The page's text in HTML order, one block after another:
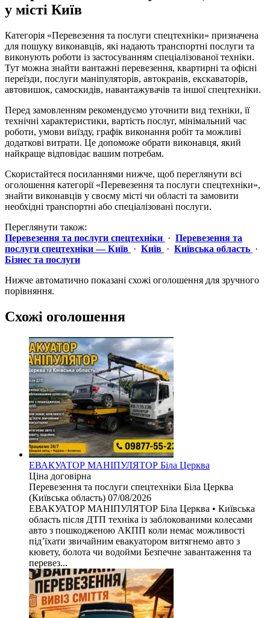
у місті Київ
Категорія «Перевезення та послуги спецтехніки» призначена
для пошуку виконавців, які надають транспортні послуги та
виконують роботи із застосуванням спеціалізованої техніки.
Тут можна знайти вантажні перевезення, квартирні та офісні
переїзди, послуги маніпуляторів, автокранів, екскаваторів,
автовишок, самоскидів, навантажувачів та іншої спецтехніки.
Перед замовленням рекомендуємо уточнити вид техніки, її
технічні характеристики, вартість послуг, мінімальний час
роботи, умови виїзду, графік виконання робіт та можливі
додаткові витрати. Це допоможе обрати виконавця, який
найкраще відповідає вашим потребам.
Скористайтеся посиланнями нижче, щоб переглянути всі
оголошення категорії «Перевезення та послуги спецтехніки»,
знайти виконавців у своєму місті чи області та замовити
необхідні транспортні або спеціалізовані послуги.
Переглянути також:
Перевезення та послуги спецтехніки · Перевезення та
послуги спецтехніки — Київ · Київ · Київська область ·
Бізнес та послуги
Нижче автоматично показані схожі оголошення для зручного
порівняння.
Схожі оголошення
ЕВАКУАТОР МАНІПУЛЯТОР Біла Церква
Ціна договірна
Перевезення та послуги спецтехніки Біла Церква
(Київська область) 07/08/2026
ЕВАКУАТОР МАНІПУЛЯТОР Біла Церква • Київська
область після ДТП техніка із заблокованими колесами
авто з пошкодженою АКПП коли немає можливості
під’їхати звичайним евакуатором витягнемо авто з
кювету, болота чи водойми Безпечне завантаження та
перевез...